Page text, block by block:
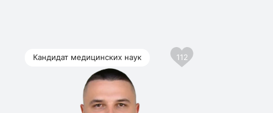
Кандидат медицинских наук 112